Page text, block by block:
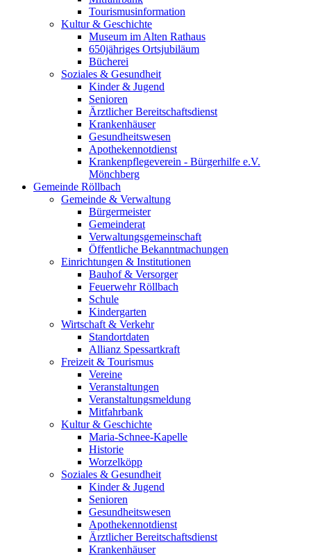
Tourismusinformation
Kultur & Geschichte
Museum im Alten Rathaus
650jähriges Ortsjubiläum
Bücherei
Soziales & Gesundheit
Kinder & Jugend
Senioren
Ärztlicher Bereitschaftsdienst
Krankenhäuser
Gesundheitswesen
Apothekennotdienst
Krankenpflegeverein - Bürgerhilfe e.V.
Mönchberg
Gemeinde Röllbach
Gemeinde & Verwaltung
Bürgermeister
Gemeinderat
Verwaltungsgemeinschaft
Öffentliche Bekanntmachungen
Einrichtungen & Institutionen
Bauhof & Versorger
Feuerwehr Röllbach
Schule
Kindergarten
Wirtschaft & Verkehr
Standortdaten
Allianz Spessartkraft
Freizeit & Tourismus
Vereine
Veranstaltungen
Veranstaltungsmeldung
Mitfahrbank
Kultur & Geschichte
Maria-Schnee-Kapelle
Historie
Worzelköpp
Soziales & Gesundheit
Kinder & Jugend
Senioren
Gesundheitswesen
Apothekennotdienst
Ärztlicher Bereitschaftsdienst
Krankenhäuser